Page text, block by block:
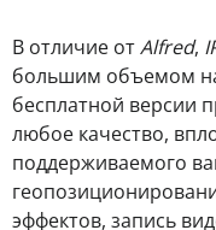
В отличие отAlfred,
большим объемом
бесплатной версии
любое качество,
поддерживаемого
эффектов, запись